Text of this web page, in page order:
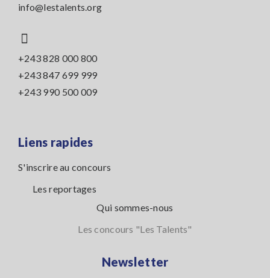
info@lestalents.org
+243 828 000 800
+243 847 699 999
+243 990 500 009
Liens rapides
S'inscrire au concours
Les reportages
Qui sommes-nous
Les concours "Les Talents"
Newsletter